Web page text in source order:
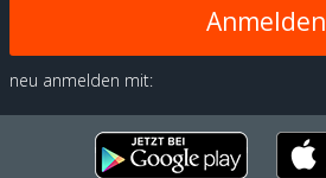
Anmelden
neu anmelden mit: